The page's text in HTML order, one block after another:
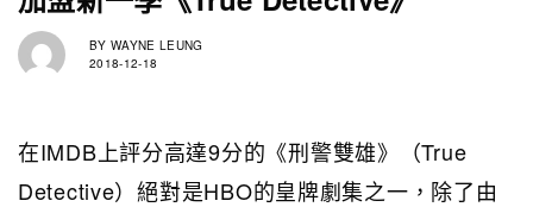
BY WAYNE LEUNG
2018-12-18
在IMDB上評分高達9分的《刑警雙雄》（True
Detective）絕對是HBO的皇牌劇集之一，除了由